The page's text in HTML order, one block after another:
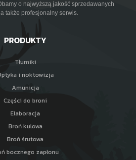
o najwyższą jakość sprzedawanych
także profesjonalny serwis.
PRODUKTY
Tłumiki
i noktowizja
Amunicja
Części do broni
Elaboracja
Broń kulowa
Broń śrutowa
bocznego zapłonu